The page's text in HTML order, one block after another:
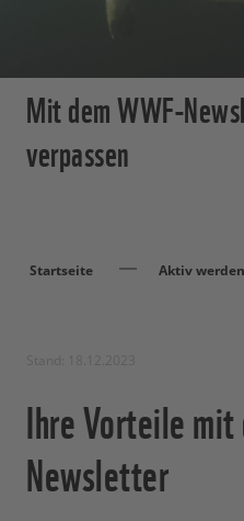
Mit dem WWF-
verpassen
Startseite Aktiv werden
Ihre Vorteile
Newsletter